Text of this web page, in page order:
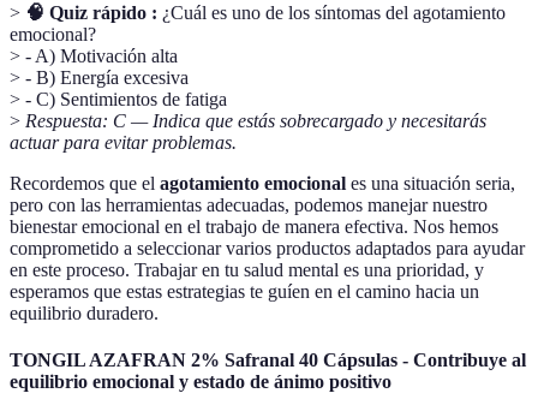
> 🧠 Quiz rápido : ¿Cuál es uno de los síntomas del agotamiento
emocional?
> - A) Motivación alta
> - B) Energía excesiva
> - C) Sentimientos de fatiga
> Respuesta: C — Indica que estás sobrecargado y necesitarás
actuar para evitar problemas.
Recordemos que el agotamiento emocional es una situación seria,
pero con las herramientas adecuadas, podemos manejar nuestro
bienestar emocional en el trabajo de manera efectiva. Nos hemos
comprometido a seleccionar varios productos adaptados para ayudar
en este proceso. Trabajar en tu salud mental es una prioridad, y
esperamos que estas estrategias te guíen en el camino hacia un
equilibrio duradero.
TONGIL AZAFRAN 2% Safranal 40 Cápsulas - Contribuye al
equilibrio emocional y estado de ánimo positivo